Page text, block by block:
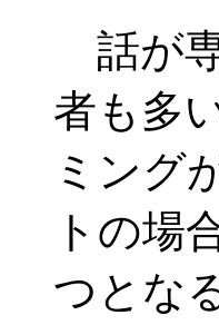
話が
者も多
ミング
トの場
つとな